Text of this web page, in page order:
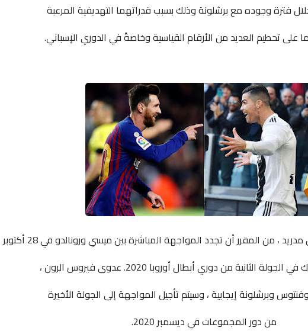
فترة وجوده مع برشلونة وذلك بسبب قدراتهما التهديفية المرعبة
على تحطيم العديد من الأرقام القياسية وخاصةً في الدوري الإسباني.
، من المقرر أن تجدد المواجهة المباشرة بين ميسي ورونالدو في 28 أكتوبر
وبرشلونة إيجابية ، وسيتم تأجيل المواجهة إلى الجولة الأخيرة
من دور المجموعات في ديسمبر 2020.